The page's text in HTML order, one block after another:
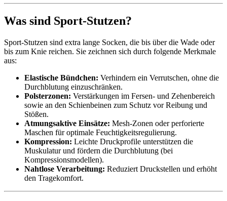
Was sind Sport-Stutzen?
Sport-Stutzen sind extra lange Socken, die bis über die Wade oder
bis zum Knie reichen. Sie zeichnen sich durch folgende Merkmale
aus:
Elastische Bündchen: Verhindern ein Verrutschen, ohne die
Durchblutung einzuschränken.
Polsterzonen: Verstärkungen im Fersen- und Zehenbereich
sowie an den Schienbeinen zum Schutz vor Reibung und
Stößen.
Atmungsaktive Einsätze: Mesh-Zonen oder perforierte
Maschen für optimale Feuchtigkeitsregulierung.
Kompression: Leichte Druckprofile unterstützen die
Muskulatur und fördern die Durchblutung (bei
Kompressionsmodellen).
Nahtlose Verarbeitung: Reduziert Druckstellen und erhöht
den Tragekomfort.